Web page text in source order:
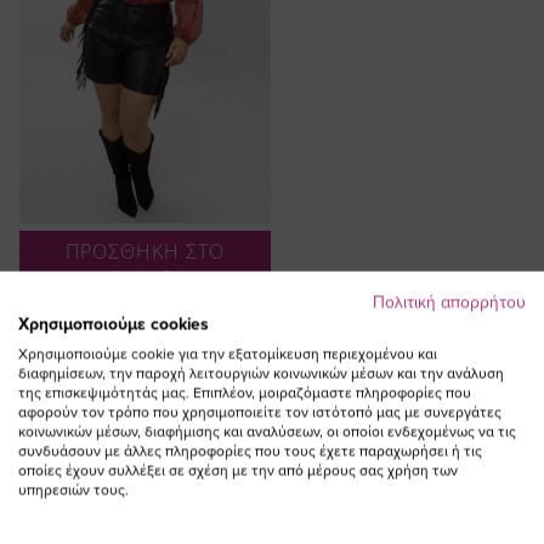
ΠΡΟΣΘΗΚΗ ΣΤΟ
ΚΑΛΑΘΙ
Leather-like shorts με κρόσια σε
μαύρο χρώμα
(-70%)
Ειδική
Τιμή
24,30 €
81,00 €
Πολιτική απορρήτου
Χρησιμοποιούμε cookies
Χρησιμοποιούμε cookie για την εξατομίκευση περιεχομένου και
διαφημίσεων, την παροχή λειτουργιών κοινωνικών μέσων και την ανάλυση
της επισκεψιμότητάς μας. Επιπλέον, μοιραζόμαστε πληροφορίες που
αφορούν τον τρόπο που χρησιμοποιείτε τον ιστότοπό μας με συνεργάτες
κοινωνικών μέσων, διαφήμισης και αναλύσεων, οι οποίοι ενδεχομένως να τις
συνδυάσουν με άλλες πληροφορίες που τους έχετε παραχωρήσει ή τις
οποίες έχουν συλλέξει σε σχέση με την από μέρους σας χρήση των
υπηρεσιών τους.